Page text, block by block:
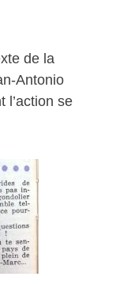
de la
Antonio
l’action se